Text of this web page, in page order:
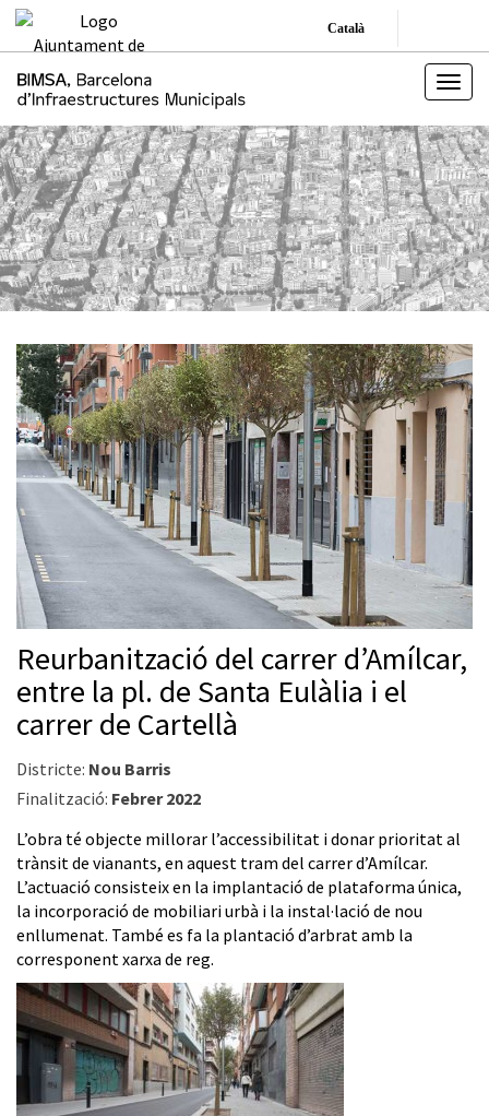
Català
Reurbanització del carrer d’Amílcar,
entre la pl. de Santa Eulàlia i el
carrer de Cartellà
Districte: Nou Barris
Finalització: Febrer 2022
L’obra té objecte millorar l’accessibilitat i donar prioritat al
trànsit de vianants, en aquest tram del carrer d’Amílcar.
L’actuació consisteix en la implantació de plataforma única,
la incorporació de mobiliari urbà i la instal·lació de nou
enllumenat. També es fa la plantació d’arbrat amb la
corresponent xarxa de reg.